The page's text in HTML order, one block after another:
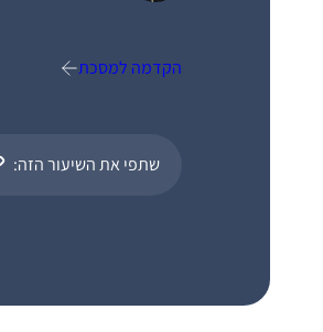
הקדמה למסכת
שתפי את השיעור הזה: